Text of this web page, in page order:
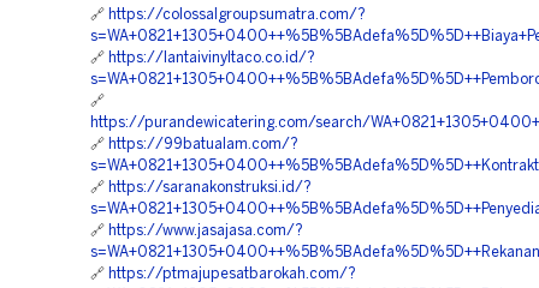
🔗 https://colossalgroupsumatra.com/?
🔗 https://lantaivinyltaco.co.id/?
🔗
https://purandewicatering.com/search/
🔗 https://99batualam.com/?
🔗 https://saranakonstruksi.id/?
🔗 https://www.jasajasa.com/?
🔗 https://ptmajupesatbarokah.com/?